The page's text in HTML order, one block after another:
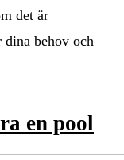
det är
behov och
en pool